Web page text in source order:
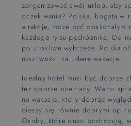
zorganizować swój urlop, aby
oczekiwania? Polska, bogata w
atrakcje, może być doskonałym
każdego typu podróżnika. Od
po urokliwe wybrzeże. Polska
możliwości na udane wakacje.
Idealny hotel musi być dobrze
też dobrze oceniany. Warto
na wakacje, który dobrze
cieszy się równie dobrymi
Osoby, które dużo podróżują,